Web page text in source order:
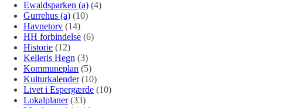
Ewaldsparken (a) (4)
Gurrehus (a) (10)
Havnetorv (14)
HH forbindelse (6)
Historie (12)
Kelleris Hegn (3)
Kommuneplan (5)
Kulturkalender(10)
Livet i Espergærde (10)
Lokalplaner(33)